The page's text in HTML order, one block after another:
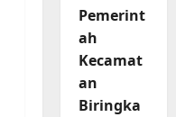
Pemerint
ah
Kecamat
an
Biringka